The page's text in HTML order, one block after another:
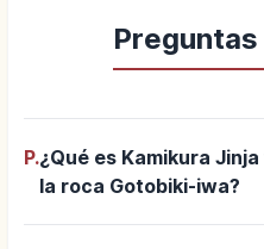
P.¿Qué es Kamikura
la roca Gotobiki-iwa?